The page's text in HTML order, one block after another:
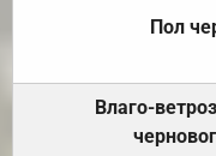
Пол
Влаго-